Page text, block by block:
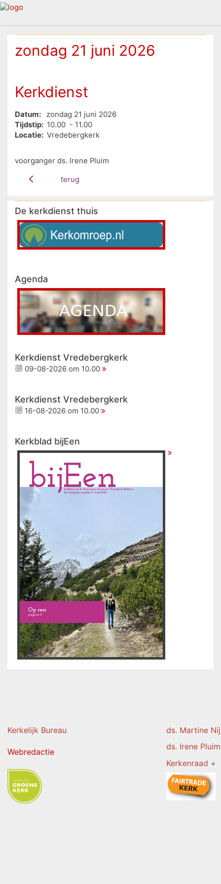
zondag 21 juni 2026
Kerkdienst
Datum:
zondag 21 juni 2026
Tijdstip: 10.00 - 11.00
Locatie: Vredebergkerk
voorganger ds. Irene Pluim
terug
De kerkdienst thuis
Agenda
Kerkdienst Vredebergkerk
09-08-2026 om 10.00
Kerkdienst Vredebergkerk
16-08-2026 om 10.00
Kerkblad bijEen
Kerkelijk Bureau ds. Martine
Webredactie
ds. Irene Pluim
Kerkenraad +